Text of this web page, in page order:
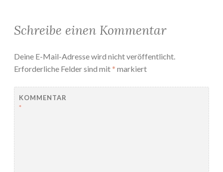
Schreibe einen Kommentar
Deine E-Mail-Adresse wird nicht veröffentlicht.
Erforderliche Felder sind mit* markiert
KOMMENTAR
*